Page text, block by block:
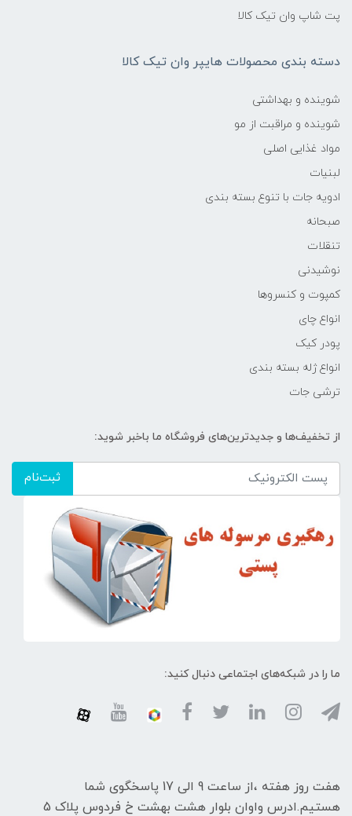
پت شاپ وان تیک کالا
دسته بندی محصولات هایپر وان تیک کالا
شوینده و بهداشتی
شوینده و مراقبت از مو
مواد غذایی اصلی
لبنیات
ادویه جات با تنوع بسته بندی
صبحانه
تنقلات
نوشیدنی
کمپوت و کنسروها
انواع چای
پودر کیک
انواع ژله بسته بندی
ترشی جات
از تخفیف‌ها و جدیدترین‌های فروشگاه ما باخبر شوید:
ثبت‌نام
ما را در شبکه‌های اجتماعی دنبال کنید:
هفت روز هفته ،از ساعت 9 الی 17 پاسخگوی شما
هستیم.ادرس واوان بلوار هشت بهشت خ فردوس پلاک 5